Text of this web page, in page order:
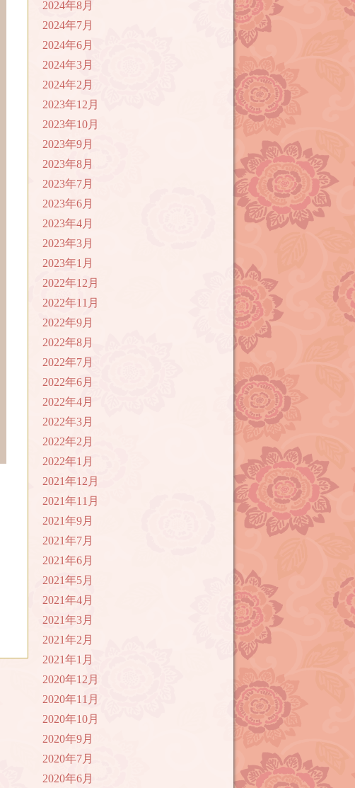
2024年8月
2024年7月
2024年6月
2024年3月
2024年2月
2023年12月
2023年10月
2023年9月
2023年8月
2023年7月
2023年6月
2023年4月
2023年3月
2023年1月
2022年12月
2022年11月
2022年9月
2022年8月
2022年7月
2022年6月
2022年4月
2022年3月
2022年2月
2022年1月
2021年12月
2021年11月
2021年9月
2021年7月
2021年6月
2021年5月
2021年4月
2021年3月
2021年2月
2021年1月
2020年12月
2020年11月
2020年10月
2020年9月
2020年7月
2020年6月